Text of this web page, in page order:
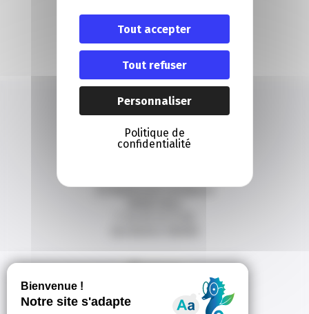
Nous contacter
Contact
20 Boulevard Carabacel
Tout accepter
Tout refuser
Personnaliser
Politique de
confidentialité